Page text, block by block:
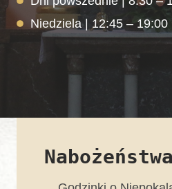
Niedziela | 12:45 – 19:00
Nabożeństwa